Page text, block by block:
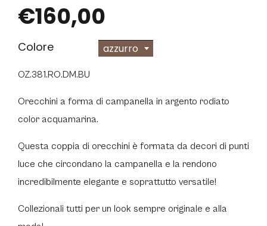
€160,00
Colore azzurro
OZ.381.RO.DM.BU
Orecchini a forma di campanella in argento rodiato
color acquamarina.
Questa coppia di orecchini è formata da decori di punti
luce che circondano la campanella e la rendono
incredibilmente elegante e soprattutto versatile!
Collezionali tutti per un look sempre originale e alla